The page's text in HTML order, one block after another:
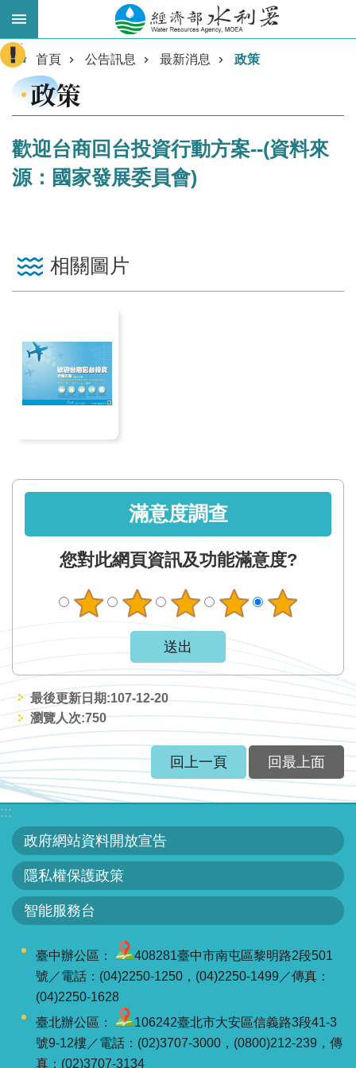
跳到主要內容區塊
進
階
搜
業
軸
最
公
服
務
資
訊
服
務
關
於
署
網
站
導
頁
:::
首頁 公告訊息 最新消息 政策
政策
歡迎台商回台投資行動方案--(資料來
源：國家發展委員會)
相關圖片
滿意度調查
您對此網頁資訊及功能滿意度?
最後更新日期:107-12-20
瀏覽人次:750
回上一頁 回最上面
:::
政府網站資料開放宣告
隱私權保護政策
智能服務台
臺中辦公區：
408281臺中市南屯區黎明路2段501
號／電話：(04)2250-1250，(04)2250-1499／傳真：
(04)2250-1628
臺北辦公區：
106242臺北市大安區信義路3段41-3
號9-12樓／電話：(02)3707-3000，(0800)212-239，傳
真：(02)3707-3134